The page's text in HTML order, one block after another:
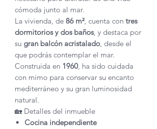
cómoda junto al mar.
La vivienda, de 86 m², cuenta con tres
dormitorios y dos baños, y destaca por
su gran balcón acristalado, desde el
que podrás contemplar el mar.
Construida en 1960, ha sido cuidada
con mimo para conservar su encanto
mediterráneo y su gran luminosidad
natural.
🏡 Detalles del inmueble
Cocina independiente